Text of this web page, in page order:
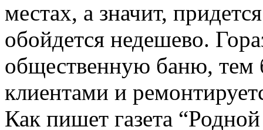
местах, а значит,
обойдется недешево.
общественную баню, тем
клиентами и
Как пишет газета